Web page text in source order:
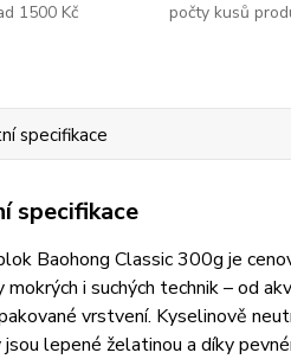
1500 Kč
počty kusů
specifikace
specifikace
Baohong Classic300g je
i suchých technik – od
vrstvení. Kyselinově
jsou lepené želatinou a díky